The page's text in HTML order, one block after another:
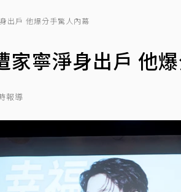
出戶 他爆分手驚人內幕
寧淨身出戶 他
報導